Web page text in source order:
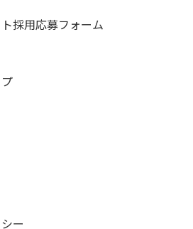
採用応募フォーム
ー